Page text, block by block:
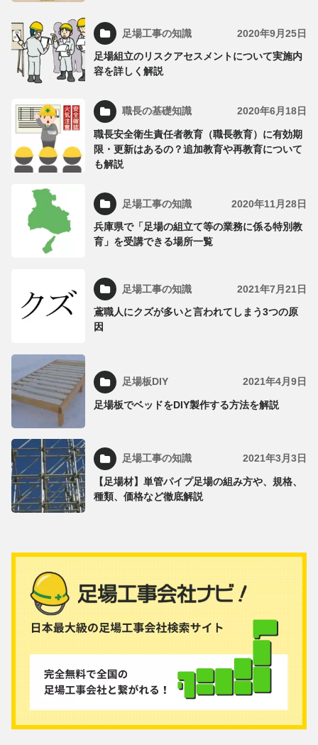
足場工事の知識 2020年9月25日
足場組立のリスクアセスメントについて実施内
容を詳しく解説
職長の基礎知識 2020年6月18日
職長安全衛生責任者教育（職長教育）に有効期
限・更新はあるの？追加教育や再教育について
も解説
足場工事の知識 2020年11月28日
兵庫県で「足場の組立て等の業務に係る特別教
育」を受講できる場所一覧
足場工事の知識 2021年7月21日
鳶職人にクズが多いと言われてしまう3つの原
因
足場板DIY 2021年4月9日
足場板でベッドをDIY製作する方法を解説
足場工事の知識 2021年3月3日
【足場材】単管パイプ足場の組み方や、規格、
種類、価格など徹底解説